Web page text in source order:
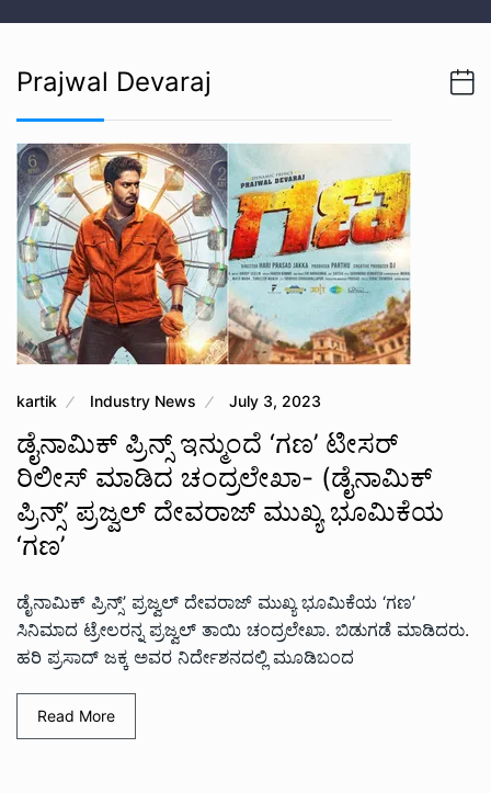
Prajwal Devaraj
kartik Industry News July 3, 2023
ಡೈನಾಮಿಕ್ ಪ್ರಿನ್ಸ್ ಇನ್ಮುಂದೆ ‘ಗಣ’ ಟೀಸರ್
ರಿಲೀಸ್ ಮಾಡಿದ ಚಂದ್ರಲೇಖಾ- (ಡೈನಾಮಿಕ್
ಪ್ರಿನ್ಸ್’ ಪ್ರಜ್ವಲ್‌ ದೇವರಾಜ್ ಮುಖ್ಯ ಭೂಮಿಕೆಯ
‘ಗಣ’
ಡೈನಾಮಿಕ್ ಪ್ರಿನ್ಸ್’ ಪ್ರಜ್ವಲ್‌ ದೇವರಾಜ್ ಮುಖ್ಯ ಭೂಮಿಕೆಯ ‘ಗಣ’
ಸಿನಿಮಾದ ಟ್ರೇಲರನ್ನ ಪ್ರಜ್ವಲ್ ತಾಯಿ ಚಂದ್ರಲೇಖಾ. ಬಿಡುಗಡೆ ಮಾಡಿದರು.
ಹರಿ ಪ್ರಸಾದ್ ಜಕ್ಕ ಅವರ ನಿರ್ದೇಶನದಲ್ಲಿ ಮೂಡಿಬಂದ
Read More